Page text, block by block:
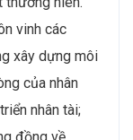
vinh các
xây dựng môi
của nhân
nhân tài;
đồng về